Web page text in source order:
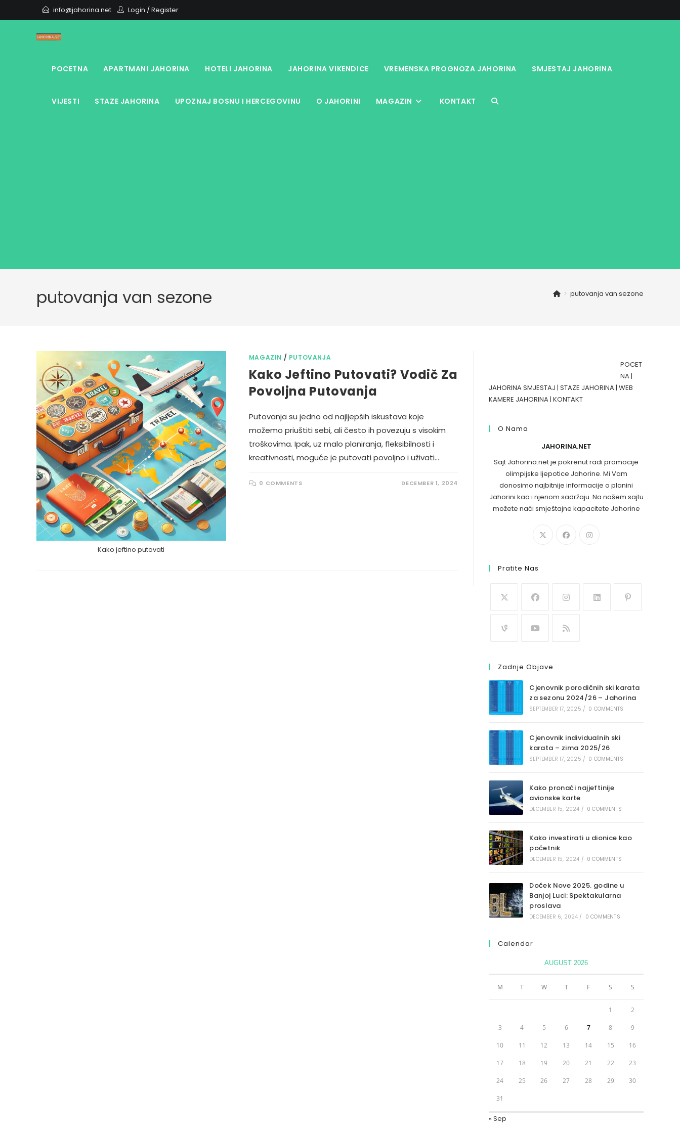
to
info@jahorina.net Login /Register
POCETNA APARTMANI JAHORINA HOTELI JAHORINA JAHORINA VIKENDICE VREMENSKA PROGNOZA JAHORINA SMJESTAJ JAHORINA
VIJESTI STAZE JAHORINA UPOZNAJ BOSNU I HERCEGOVINU O JAHORINI MAGAZIN KONTAKT TOGGLE
putovanja van sezone > putovanja van sezone
Kako jeftino putovati
MAGAZIN / PUTOVANJA
Kako Jeftino Putovati? Vodič Za
Povoljna Putovanja
Putovanja su jedno od najljepših iskustava koje
možemo priuštiti sebi, ali često ih povezuju s visokim
troškovima. Ipak, uz malo planiranja, fleksibilnosti i
kreativnosti, moguće je putovati povoljno i uživati…
0 COMMENTS DECEMBER 1, 2024
POCET
NA|
JAHORINA SMJESTAJ | STAZE JAHORINA| WEB
KAMERE JAHORINA| KONTAKT
O Nama
JAHORINA.NET
Sajt Jahorina.net je pokrenut radi promocije
olimpijske ljepotice Jahorine. Mi Vam
donosimo najbitnije informacije o planini
Jahorini kao i njenom sadržaju. Na našem sajtu
možete naći smještajne kapacitete Jahorine
Pratite Nas
Zadnje Objave
Cjenovnik porodičnih ski karata
za sezonu 2024/26 – Jahorina
SEPTEMBER 17, 2025 / 0 COMMENTS
Cjenovnik individualnih ski
karata – zima 2025/26
SEPTEMBER 17, 2025 / 0 COMMENTS
Kako pronaći najjeftinije
avionske karte
DECEMBER 15, 2024 / 0 COMMENTS
Kako investirati u dionice kao
početnik
DECEMBER 15, 2024 / 0 COMMENTS
Doček Nove 2025. godine u
Banjoj Luci: Spektakularna
proslava
DECEMBER 6, 2024 / 0 COMMENTS
Calendar
AUGUST 2026
M T W T F S S
1 2
3 4 5 6 7 8 9
10 11 12 13 14 15 16
17 18 19 20 21 22 23
24 25 26 27 28 29 30
31
« Sep